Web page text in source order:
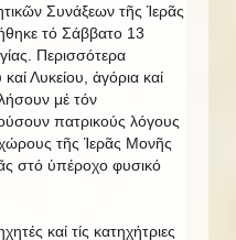
Συνάξεων τῆς Ἱερᾶς
τό Σάββατο 13
Περισσότερα
Λυκείου, ἀγόρια καί
μέ τόν
πατρικούς λόγους
τῆς Ἱερᾶς Μονῆς
στό ὑπέροχο φυσικό
καί τίς κατηχήτριες